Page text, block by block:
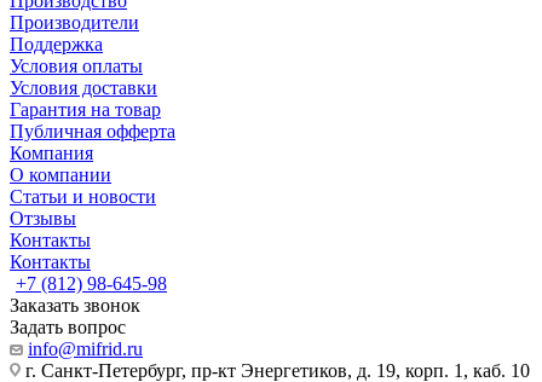
Производители
Поддержка
Условия оплаты
Условия доставки
Гарантия на товар
Публичная офферта
Компания
О компании
Статьи и новости
Отзывы
Контакты
Контакты
+7 (812) 98-645-98
Заказать звонок
Задать вопрос
info@mifrid.ru
г. Санкт-Петербург, пр-кт Энергетиков, д. 19, корп. 1, каб. 10